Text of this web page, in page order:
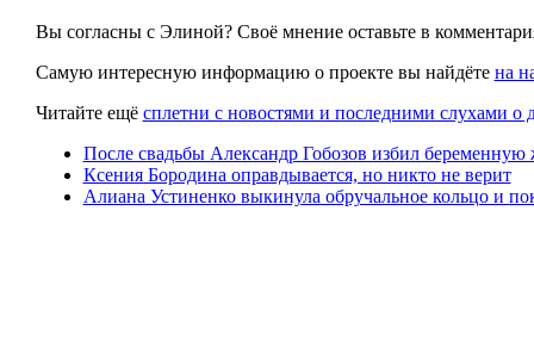
Вы согласны с Элиной? Своё мнение оставьте в
Самую интересную информацию о проекте вы найдёте на
Читайте ещё сплетни с новостями и последними слухами о
После свадьбы Александр Гобозов избил беременную
Ксения Бородина оправдывается, но никто не верит
Алиана Устиненко выкинула обручальное кольцо и